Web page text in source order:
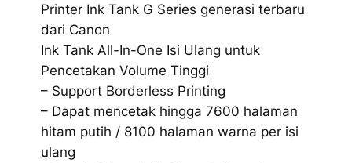
Printer Ink Tank G Series generasi terbaru
dari Canon
Ink Tank All-In-One Isi Ulang untuk
Pencetakan Volume Tinggi
– Support Borderless Printing
– Dapat mencetak hingga 7600 halaman
hitam putih / 8100 halaman warna per isi
ulang